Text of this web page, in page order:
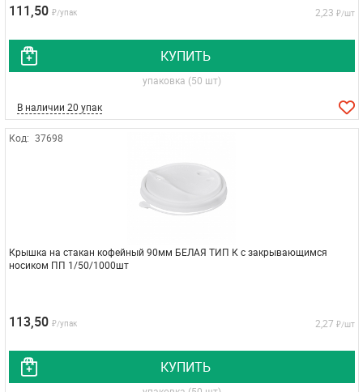
111,50 ₽/упак 2,23 ₽/шт
КУПИТЬ
упаковка (50 шт)
В наличии 20 упак
Код: 37698
Крышка на стакан кофейный 90мм БЕЛАЯ ТИП К с закрывающимся
носиком ПП 1/50/1000шт
113,50 ₽/упак 2,27 ₽/шт
КУПИТЬ